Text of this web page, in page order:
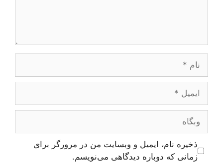
ایمیل
وبگاه
ذخیره نام، ایمیل و وبسایت من در مرورگر برای
زمانی که دوباره دیدگاهی می‌نویسم.